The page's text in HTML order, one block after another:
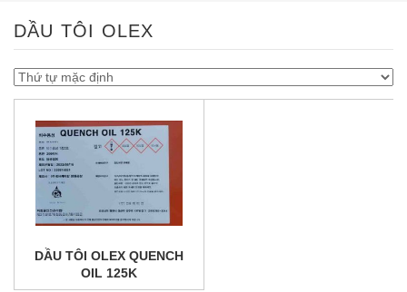
DẦU TÔI OLEX
DẦU TÔI OLEX QUENCH
OIL 125K